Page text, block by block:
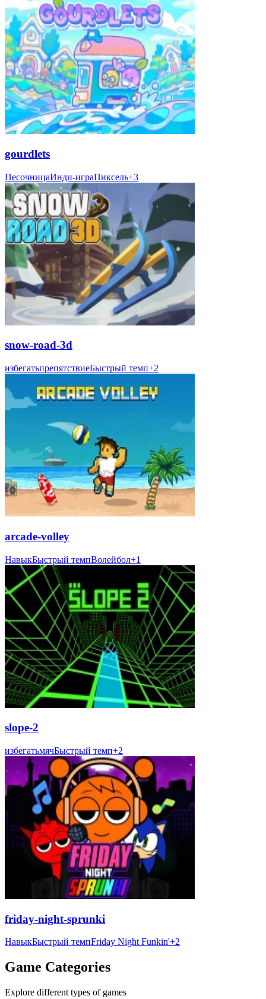
gourdlets
ПесочницаИнди-играПиксель+3
snow-road-3d
избегатьпрепятствиеБыстрый темп+2
arcade-volley
НавыкБыстрый темпВолейбол+1
slope-2
избегатьмячБыстрый темп+2
friday-night-sprunki
НавыкБыстрый темпFriday Night Funkin'+2
Game Categories
Explore different types of games